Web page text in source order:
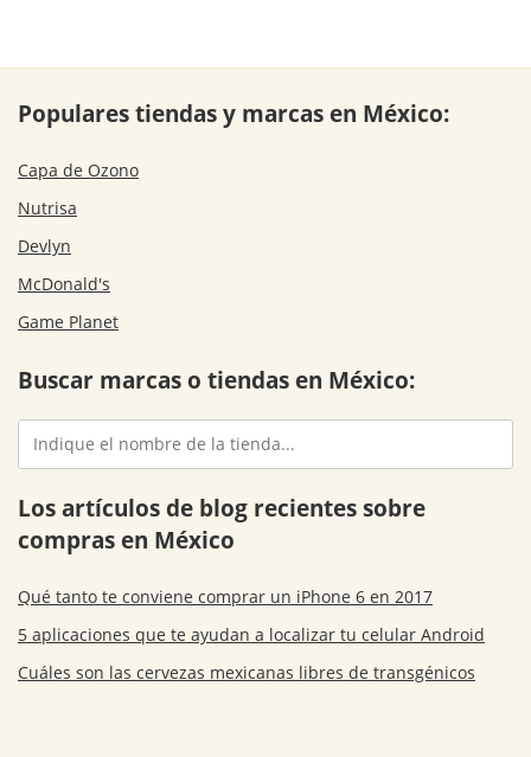
Populares tiendas y marcas en México:
Capa de Ozono
Nutrisa
Devlyn
McDonald's
Game Planet
Buscar marcas o tiendas en México:
Los artículos de blog recientes sobre
compras en México
Qué tanto te conviene comprar un iPhone 6 en 2017
5 aplicaciones que te ayudan a localizar tu celular Android
Cuáles son las cervezas mexicanas libres de transgénicos